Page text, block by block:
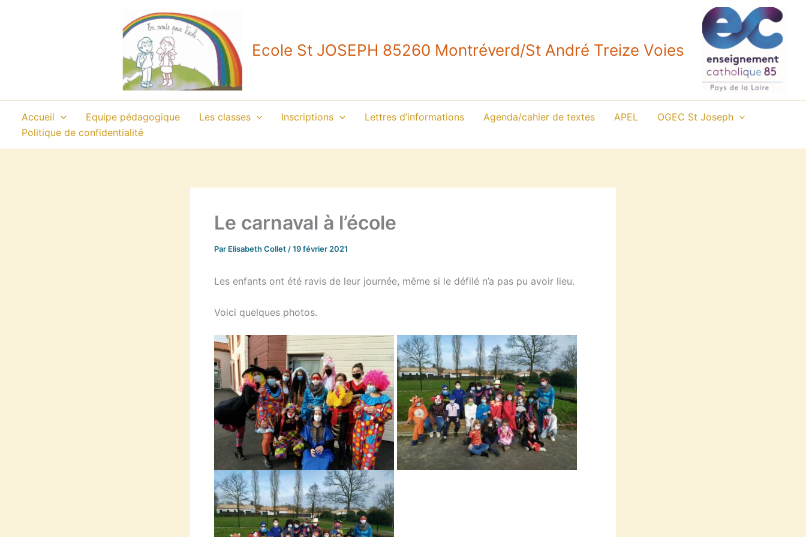
Ecole St JOSEPH 85260 Montréverd/St André Treize Voies
Accueil Equipe pédagogique Les classes Inscriptions Lettres d’informations Agenda/cahier de textes APEL
OGEC St Joseph
Politique de confidentialité
Le carnaval à l’école
Par Elisabeth Collet /19 février 2021
Les enfants ont été ravis de leur journée, même si le défilé n’a pas pu avoir lieu.
Voici quelques photos.